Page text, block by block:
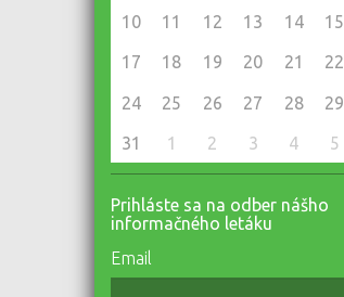
10 11 12 13 14 15
17 18 19 20 21 22
24 25 26 27 28 29
31 1 2 3 4 5
Prihláste sa na odber nášho
informačného letáku
Email